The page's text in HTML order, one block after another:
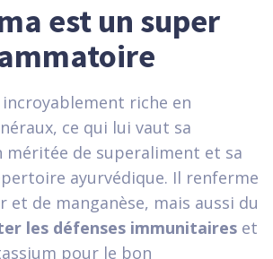
est un super
riche en
ce qui lui vaut sa
de superaliment et sa
ayurvédique. Il renferme
et de manganèse, mais aussi du
les défenses immunitaires et
pour le bon